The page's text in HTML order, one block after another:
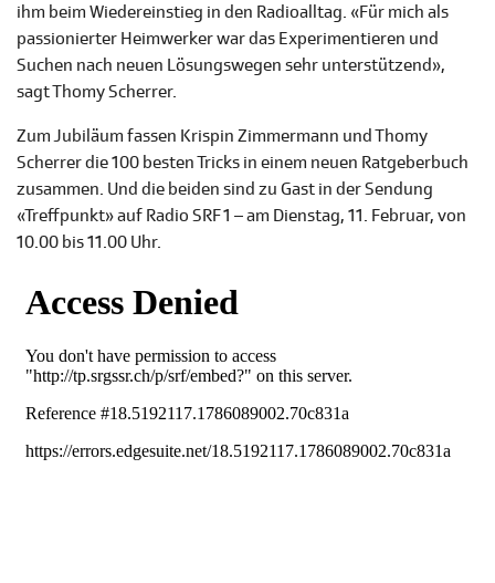
ihm beim Wiedereinstieg in den Radioalltag. «Für mich als
passionierter Heimwerker war das Experimentieren und
Suchen nach neuen Lösungswegen sehr unterstützend»,
sagt Thomy Scherrer.
Zum Jubiläum fassen Krispin Zimmermann und Thomy
Scherrer die 100 besten Tricks in einem neuen Ratgeberbuch
zusammen. Und die beiden sind zu Gast in der Sendung
«Treffpunkt» auf Radio SRF 1 – am Dienstag, 11. Februar, von
10.00 bis 11.00 Uhr.